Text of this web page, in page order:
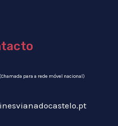
(Chamada para a rede móvel nacional)